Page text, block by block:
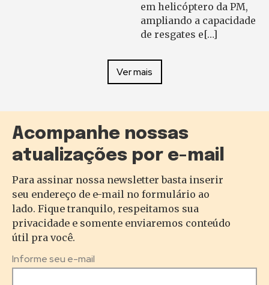
em helicóptero da PM,
ampliando a capacidade
de resgates e[…]
Ver mais
Acompanhe nossas
atualizações por e-mail
Para assinar nossa newsletter basta inserir
seu endereço de e-mail no formulário ao
lado. Fique tranquilo, respeitamos sua
privacidade e somente enviaremos conteúdo
útil pra você.
Informe seu e-mail